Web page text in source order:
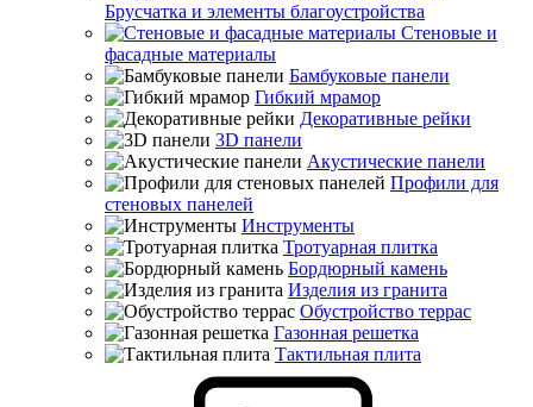
Брусчатка и элементы благоустройства
Стеновые и
фасадные материалы
Бамбуковые панели
Гибкий мрамор
Декоративные рейки
3D панели
Акустические панели
Профили для
стеновых панелей
Инструменты
Тротуарная плитка
Бордюрный камень
Изделия из гранита
Обустройство террас
Газонная решетка
Тактильная плита